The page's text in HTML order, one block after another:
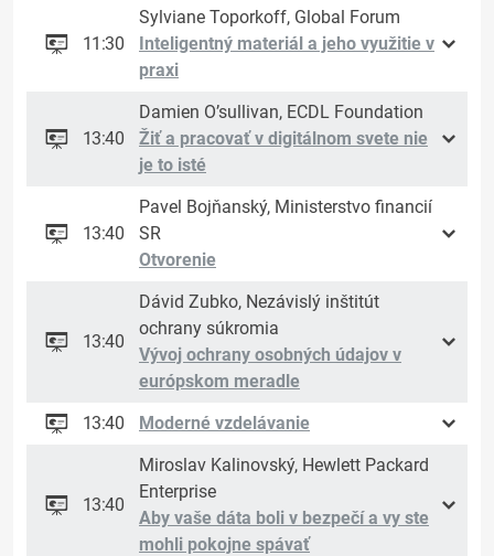
11:30
Sylviane Toporkoff, Global Forum
Inteligentný materiál a jeho využitie v
praxi
13:40
Damien O’sullivan, ECDL Foundation
Žiť a pracovať v digitálnom svete nie
je to isté
13:40
Pavel Bojňanský, Ministerstvo financií
SR
Otvorenie
13:40
Dávid Zubko, Nezávislý inštitút
ochrany súkromia
Vývoj ochrany osobných údajov v
európskom meradle
13:40
Moderné vzdelávanie
13:40
Miroslav Kalinovský, Hewlett Packard
Enterprise
Aby vaše dáta boli v bezpečí a vy ste
mohli pokojne spávať